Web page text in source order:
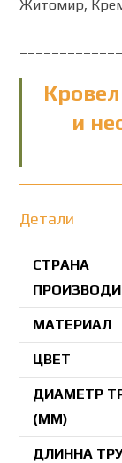
Житомир,
и
Детали
СТРАНА
МАТЕРИАЛ
ЦВЕТ
ДИАМЕТР
(ММ)
ДЛИННА